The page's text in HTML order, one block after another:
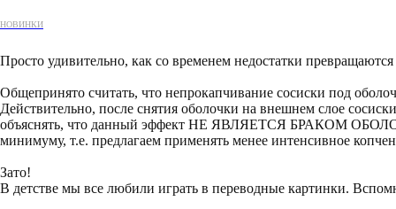
НОВИНКИ
Просто удивительно, как со временем недостатки превращаются
Общепринято считать, что непрокапчивание сосиски под
Действительно, после снятия оболочки на внешнем слое
объяснять, что данный эффект НЕ ЯВЛЯЕТСЯ БРАКОМ
минимуму, т.е. предлагаем применять менее интенсивное
Зато!
В детстве мы все любили играть в переводные картинки.